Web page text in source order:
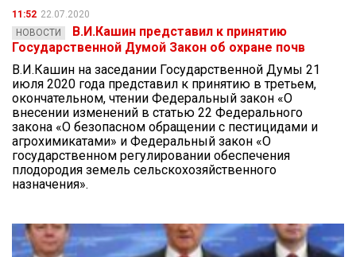
11:52 22.07.2020
НОВОСТИ
В.И.Кашин представил к принятию
Государственной Думой Закон об охране почв
В.И.Кашин на заседании Государственной Думы 21
июля 2020 года представил к принятию в третьем,
окончательном, чтении Федеральный закон «О
внесении изменений в статью 22 Федерального
закона «О безопасном обращении с пестицидами и
агрохимикатами» и Федеральный закон «О
государственном регулировании обеспечения
плодородия земель сельскохозяйственного
назначения».